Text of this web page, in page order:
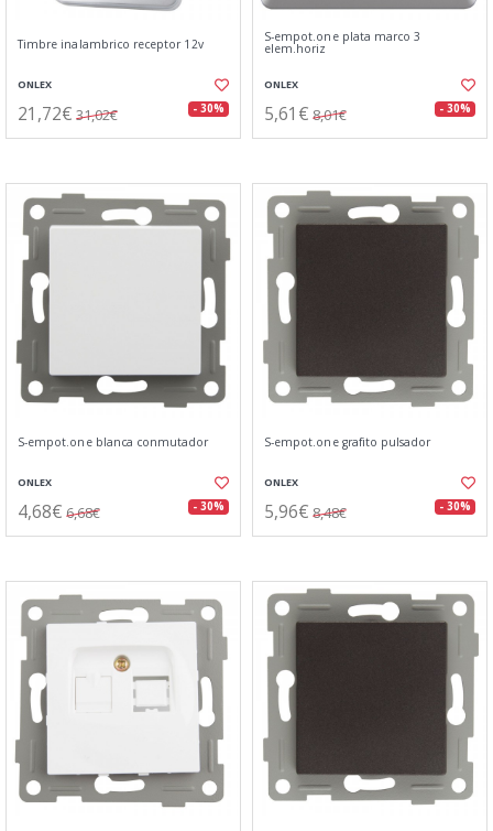
Timbre inalambrico receptor 12v
ONLEX
21,72€ 31,02€ - 30%
S-empot.one plata marco 3
elem.horiz
ONLEX
5,61€ 8,01€ - 30%
S-empot.one blanca conmutador
ONLEX
4,68€ 6,68€ - 30%
S-empot.one grafito pulsador
ONLEX
5,96€ 8,48€ - 30%